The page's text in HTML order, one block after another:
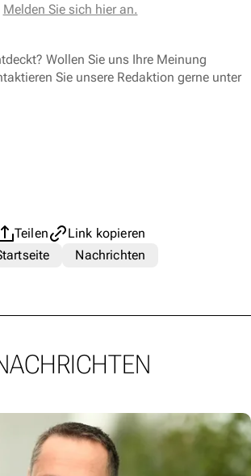
Melden Sie sich hier an.
Wollen Sie uns Ihre Meinung
Sie unsere Redaktion gerne unter
Teilen
Link kopieren
Nachrichten